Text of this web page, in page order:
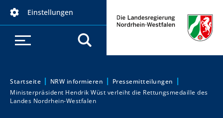
Einstellungen
Sie sind hier:
Startseite NRW informieren
Pressemitteilungen
Ministerpräsident Hendrik Wüst verleiht die Rettungsmedaille des
Landes Nordrhein-Westfalen